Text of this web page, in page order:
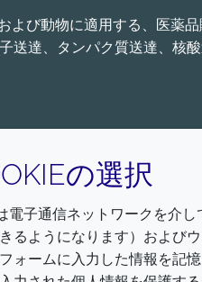
よび動物に適用する、医薬
送達、タンパク質送達、核
の選択
電子通信ネットワークを介
るようになります）および
ォームに入力した情報を記